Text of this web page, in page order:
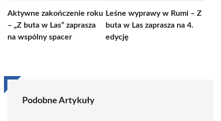
Aktywne zakończenie roku
– „Z buta w Las” zaprasza
na wspólny spacer
Leśne wyprawy w Rumi – Z
buta w Las zaprasza na 4.
edycję
Podobne Artykuły